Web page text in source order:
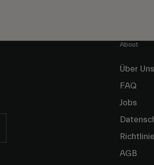
About
Über Uns
FAQ
Jobs
AGB